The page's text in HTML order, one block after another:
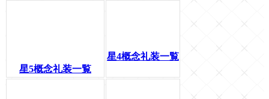
星5概念礼装一覧
星4概念礼装一覧